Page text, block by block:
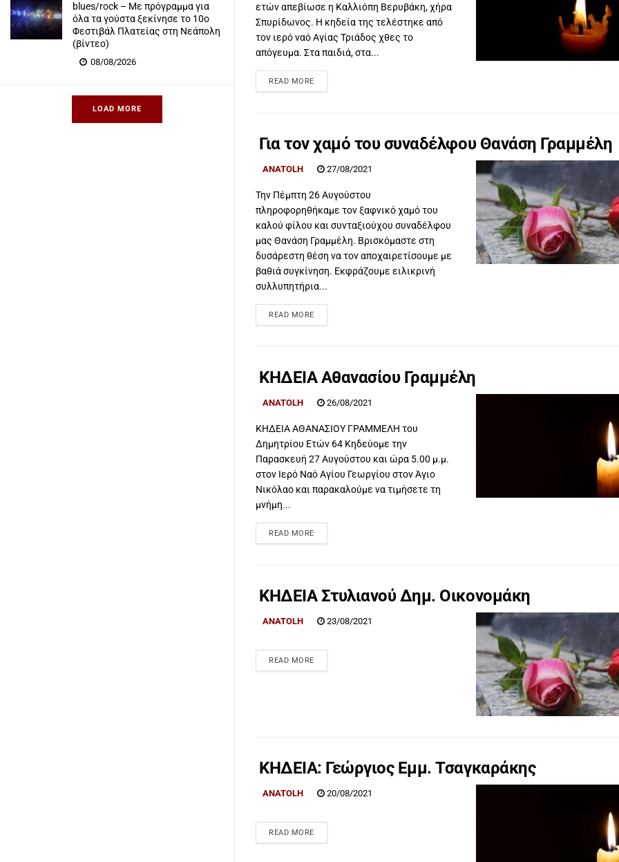
blues/rock – Με πρόγραμμα για
όλα τα γούστα ξεκίνησε το 10ο
Φεστιβάλ Πλατείας στη Νεάπολη
(βίντεο)
08/08/2026
LOAD MORE
ετών απεβίωσε η Καλλιόπη Βερυβάκη, χήρα
Σπυρίδωνος. Η κηδεία της τελέστηκε από
τον ιερό ναό Αγίας Τριάδος χθες το
απόγευμα. Στα παιδιά, στα...
READ MORE
Για τον χαμό του συναδέλφου Θανάση Γραμμέλη
ANATOLH 27/08/2021
Την Πέμπτη 26 Αυγούστου
πληροφορηθήκαμε τον ξαφνικό χαμό του
καλού φίλου και συνταξιούχου συναδέλφου
μας Θανάση Γραμμέλη. Βρισκόμαστε στη
δυσάρεστη θέση να τον αποχαιρετίσουμε με
βαθιά συγκίνηση. Εκφράζουμε ειλικρινή
συλλυπητήρια...
READ MORE
ΚΗΔΕΙΑ Αθανασίου Γραμμέλη
ANATOLH 26/08/2021
ΚΗΔΕΙΑ ΑΘΑΝΑΣΙΟΥ ΓΡΑΜΜΕΛΗ του
Δημητρίου Ετών 64 Κηδεύομε την
Παρασκευή 27 Αυγούστου και ώρα 5.00 μ.μ.
στον Ιερό Ναό Αγίου Γεωργίου στον Άγιο
Νικόλαο και παρακαλούμε να τιμήσετε τη
μνήμη...
READ MORE
ΚΗΔΕΙΑ Στυλιανού Δημ. Οικονομάκη
ANATOLH 23/08/2021
READ MORE
ΚΗΔΕΙΑ: Γεώργιος Εμμ. Τσαγκαράκης
ANATOLH 20/08/2021
READ MORE